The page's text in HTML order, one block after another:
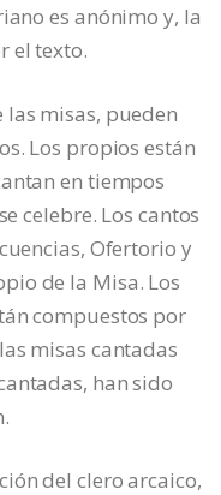
es anónimo y, la
el texto.
misas, pueden
Los propios están
en tiempos
celebre. Los cantos
Ofertorio y
de la Misa. Los
compuestos por
misas cantadas
han sido
del clero arcaico,